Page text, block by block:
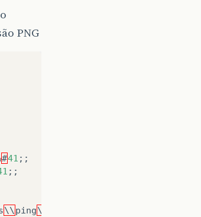
PNG
#41 ;;
;;
\\ ping\\